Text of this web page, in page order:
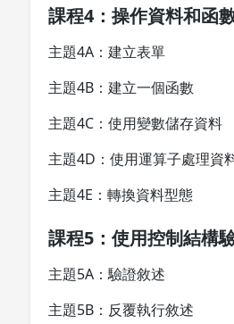
課程4：操作資料和函
主題4A：建立表單
主題4B：建立一個函數
主題4C：使用變數儲存資料
主題4D：使用運算子處理資
主題4E：轉換資料型態
課程5：使用控制結構
主題5A：驗證敘述
主題5B：反覆執行敘述